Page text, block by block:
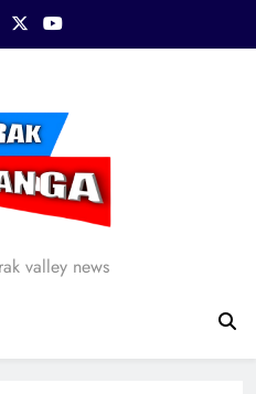
valley news